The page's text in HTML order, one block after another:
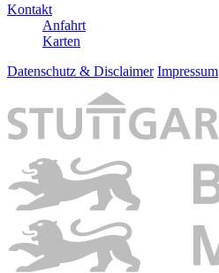
Kontakt
Anfahrt
Karten
Datenschutz & Disclaimer Impressum